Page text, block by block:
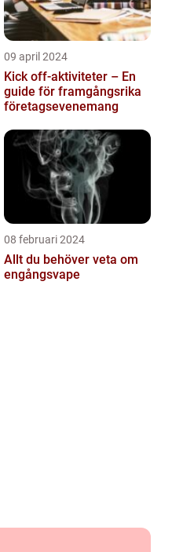
09 april 2024
Kick off-aktiviteter – En
guide för framgångsrika
företagsevenemang
08 februari 2024
Allt du behöver veta om
engångsvape